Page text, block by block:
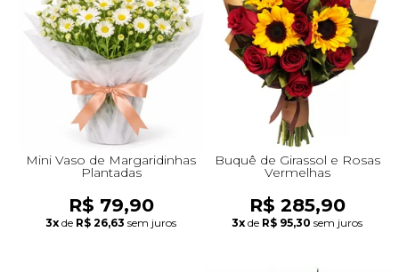
+Presentes com Flores
+Presentes por Ocasião
+Presentes para Família
+Presentes para Todos
+Tipo de Cesta
+Tipos de Buquês
+Tipos de Arranjos
+Tipos de Flores
+Por Cores
+Cidades do Sul
+Cidades do Sudeste
+Cidades do Norte
+Cidades do Nordeste
Mini Vaso de Margaridinhas
Plantadas
R$ 79,90
3x de R$ 26,63 sem juros
Buquê de Girassol e Rosas
Vermelhas
R$ 285,90
3x de R$ 95,30 sem juros